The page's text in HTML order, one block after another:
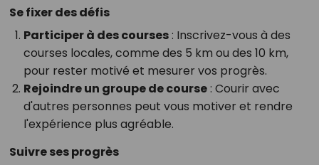
Se fixer des défis
Participer à des courses: Inscrivez-vous à des
courses locales, comme des 5 km ou des 10 km,
pour rester motivé et mesurer vos progrès.
Rejoindre un groupe de course: Courir avec
d'autres personnes peut vous motiver et rendre
l'expérience plus agréable.
Suivre ses progrès